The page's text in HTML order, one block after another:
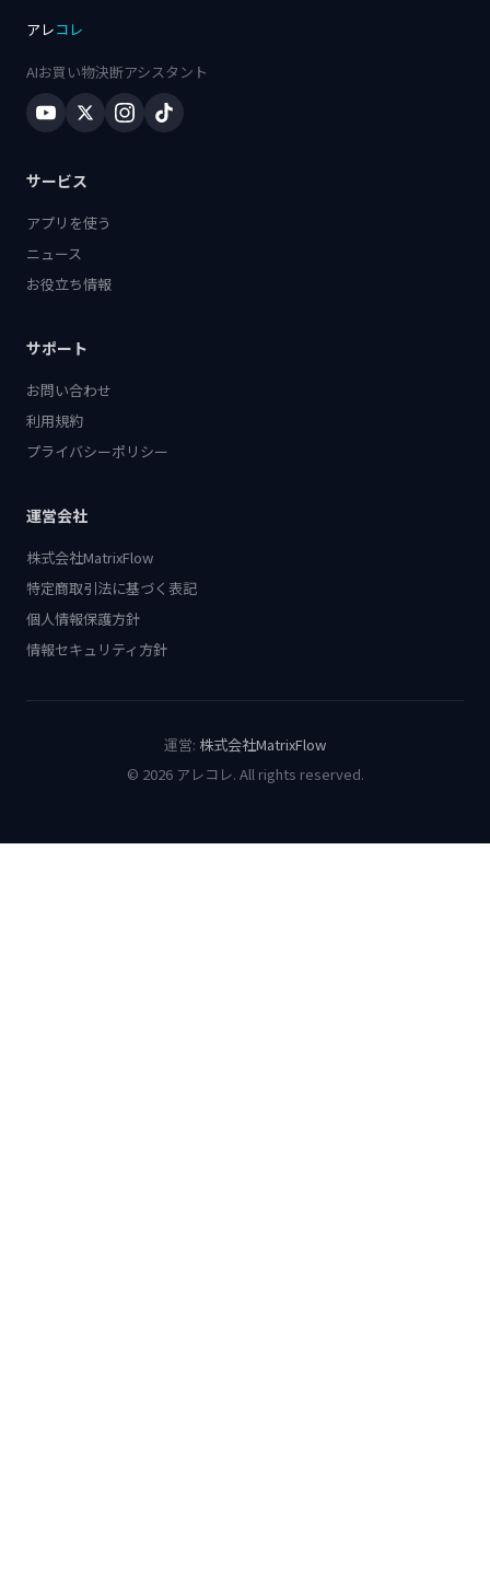
アレコレ
AIお買い物決断アシスタント
サービス
アプリを使う
ニュース
お役立ち情報
サポート
お問い合わせ
利用規約
プライバシーポリシー
運営会社
株式会社MatrixFlow
特定商取引法に基づく表記
個人情報保護方針
情報セキュリティ方針
運営: 株式会社MatrixFlow
© 2026 アレコレ. All rights reserved.